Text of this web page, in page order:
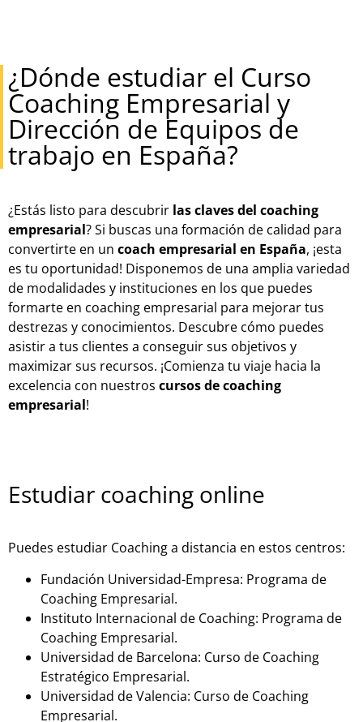
¿Dónde estudiar el Curso
Coaching Empresarial y
Dirección de Equipos de
trabajo en España?
¿Estás listo para descubrir las claves del coaching
empresarial? Si buscas una formación de calidad para
convertirte en un coach empresarial en España, ¡esta
es tu oportunidad! Disponemos de una amplia variedad
de modalidades y instituciones en los que puedes
formarte en coaching empresarial para mejorar tus
destrezas y conocimientos. Descubre cómo puedes
asistir a tus clientes a conseguir sus objetivos y
maximizar sus recursos. ¡Comienza tu viaje hacia la
excelencia con nuestros cursos de coaching
empresarial!
Estudiar coaching online
Puedes estudiar Coaching a distancia en estos centros:
Fundación Universidad-Empresa: Programa de
Coaching Empresarial.
Instituto Internacional de Coaching: Programa de
Coaching Empresarial.
Universidad de Barcelona: Curso de Coaching
Estratégico Empresarial.
Universidad de Valencia: Curso de Coaching
Empresarial.